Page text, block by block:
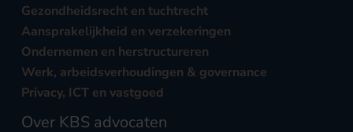
Gezondheidsrecht en tuchtrecht
Aansprakelijkheid en verzekeringen
Ondernemen en herstructureren
Werk, arbeidsverhoudingen & governance
Privacy, ICT en vastgoed
Over KBS advocaten